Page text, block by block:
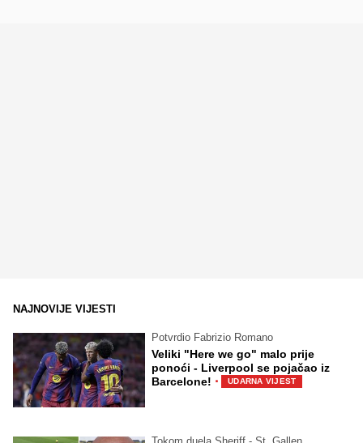
NAJNOVIJE VIJESTI
Potvrdio Fabrizio Romano
Veliki "Here we go" malo prije
ponoći - Liverpool se pojačao iz
Barcelone! · UDARNA VIJEST